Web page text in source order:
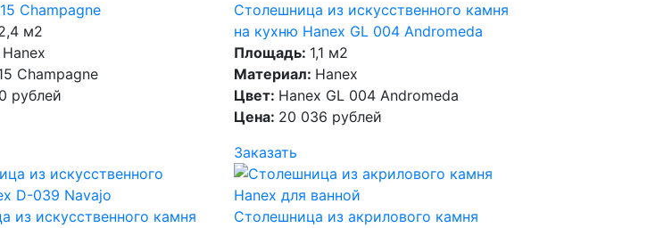
Champagne
м2
Hanex
Champagne
рублей
Столешница из искусственного камня
на кухню Hanex GL 004 Andromeda
Площадь: 1,1 м2
Материал: Hanex
Цвет: Hanex GL 004 Andromeda
Цена: 20 036 рублей
Заказать
из искусственного камня
Столешница из акрилового камня